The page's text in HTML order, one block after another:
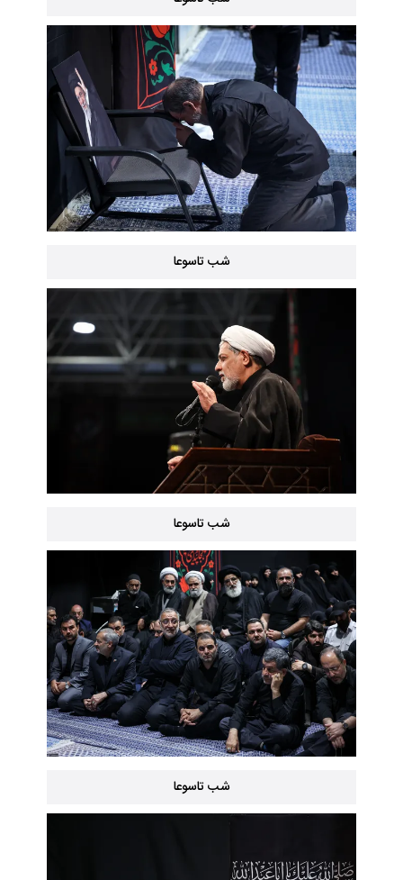
شب تاسوعا
شب تاسوعا
شب تاسوعا